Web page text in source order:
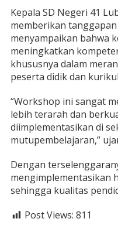
Kepala SD Negeri 41
memberikan
menyampaikan bahwa
meningkatkan
khususnya dalam
peserta didik dan
“Workshop ini sangat
lebih terarah dan
diimplementasikan di
mutupembelajaran,”
Dengan
mengimplementasikan
sehingga kualitas
Post Views: 811